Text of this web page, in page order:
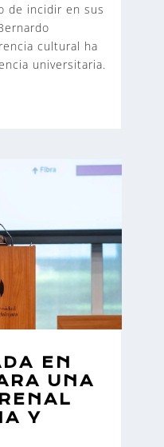
de incidir en sus
cultural ha
universitaria.
EN
UNA
Y